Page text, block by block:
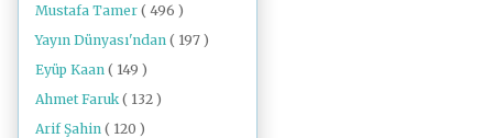
Mustafa Tamer ( 496 )
Yayın Dünyası'ndan ( 197 )
Eyüp Kaan ( 149 )
Ahmet Faruk ( 132 )
Arif Şahin ( 120 )